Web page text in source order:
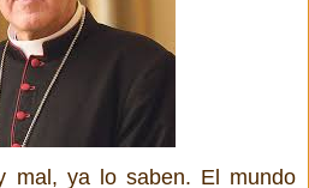
mal, ya lo saben. El mundo